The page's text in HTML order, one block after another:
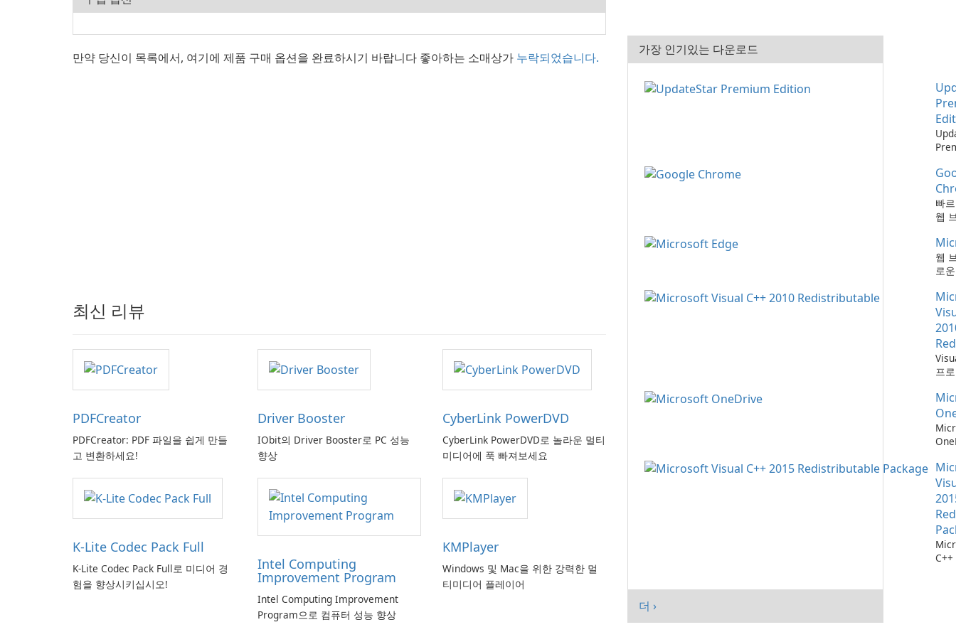
만약 당신이 목록에서, 여기에 제품 구매 옵션을 완료하시기 바랍니다 좋아하는 소매상가 누락되었습니다.
최신 리뷰
PDFCreator
PDFCreator: PDF 파일을 쉽게 만들
고 변환하세요!
Driver Booster
IObit의 Driver Booster로 PC 성능
향상
CyberLink PowerDVD
CyberLink PowerDVD로 놀라운 멀티
미디어에 푹 빠져보세요
K-Lite Codec Pack Full
K-Lite Codec Pack Full로 미디어 경
험을 향상시키십시오!
Intel Computing
Improvement Program
Intel Computing Improvement
Program으로 컴퓨터 성능 향상
KMPlayer
Windows 및 Mac을 위한 강력한 멀
티미디어 플레이어
가장 인기있는 다운로드
최
하
때
다!
빠
웹
웹
로
프
소
더 ›